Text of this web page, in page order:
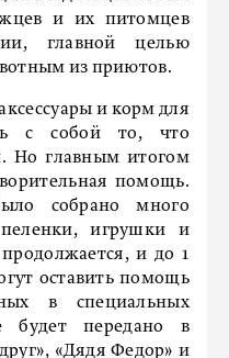
и их питомцев
главной целью
из приютов.
и корм для
с собой то, что
Но главным итогом
помощь.
собрано много
игрушки и
и до 1
оставить помощь
в специальных
будет передано в
«Дядя Федор» и